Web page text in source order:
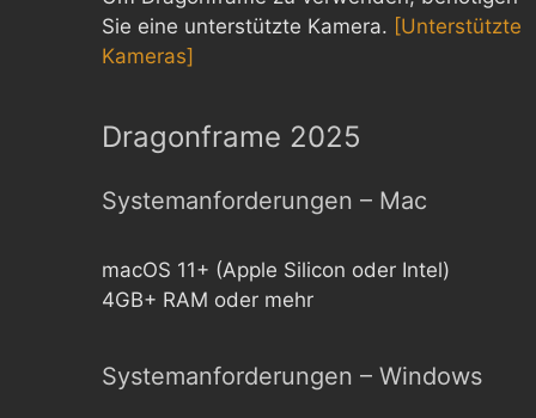
Sie eine unterstützte Kamera. [Unterstützte
Kameras]
Dragonframe 2025
Systemanforderungen – Mac
macOS 11+ (Apple Silicon oder Intel)
4GB+ RAM oder mehr
Systemanforderungen – Windows